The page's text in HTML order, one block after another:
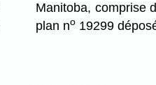
Manitoba, comprise
plan no 19299